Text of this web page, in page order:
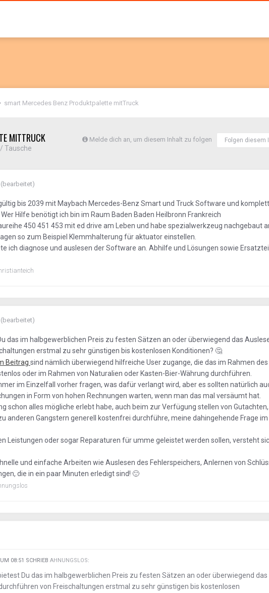
smart Mercedes Benz Produktpalette mitTruck
Melde dich an, um diesem Inhalt zu folgen Folgen diesem
MITTRUCK
Tausche
(bearbeitet)
bis 2039 mit Maybach Mercedes-Benz Smart und Truck Software und
Hilfe benötigt ich bin im Raum Baden Baden Heilbronn Frankreich
450 451 453 mit ed drive am Leben und habe spezialwerkzeug nachgebaut
so zum Beispiel Klemmhalterung für aktuator einstellen.
ich diagnose und auslesen der Software an. Abhilfe und Lösungen sowie
(bearbeitet)
das im halbgewerblichen Preis zu festen Sätzen an oder überwiegend das
erstmal zu sehr günstigen bis kostenlosen Konditionen? 🤔
Beitrag sind nämlich überwiegend hilfreiche User zugange, die das im Rahmen des
oder im Rahmen von Naturalien oder Kasten-Bier-Währung durchführen.
im Einzelfall vorher fragen, was dafür verlangt wird, aber es sollten natürlich
in Form von hohen Rechnungen warten, wenn man das mal versäumt hat.
schon alles mögliche erlebt habe, auch beim zur Verfügung stellen von
anderen Gangstern generell kostenfrei durchführe, meine dahingehende Frage
Leistungen oder sogar Reparaturen für umme geleistet werden sollen, versteht
und einfache Arbeiten wie Auslesen des Fehlerspeichers, Anlernen von
die in ein paar Minuten erledigt sind! 🙂
08:51 SCHRIEB AHNUNGSLOS:
Du das im halbgewerblichen Preis zu festen Sätzen an oder überwiegend das
von Freischaltungen erstmal zu sehr günstigen bis kostenlosen